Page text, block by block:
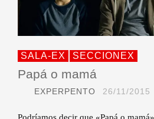
SALA-EX SECCIONEX
Papá o mamá
EXPERPENTO 26/11/2015